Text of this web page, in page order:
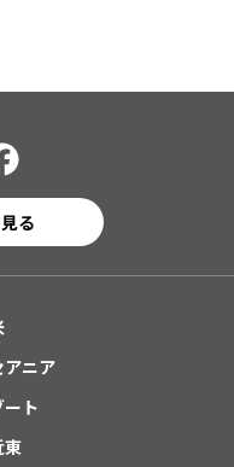
る
アニア
ート
東